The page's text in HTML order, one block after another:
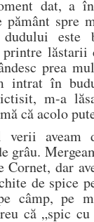
dat, a
pământ spre
este
printre
prea
intrat în
m-a
că acolo
aveam
grâu.
Cornet, dar
de spice
câmp, pe
că „spic